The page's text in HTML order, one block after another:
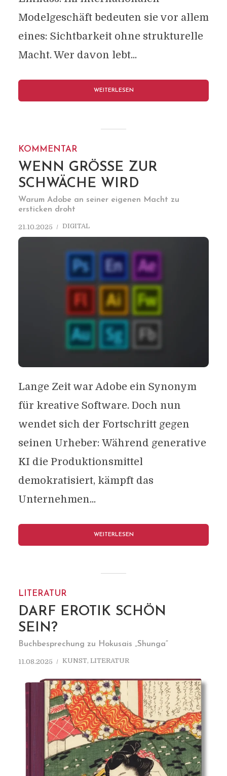
Modelgeschäft bedeuten sie vor allem
eines: Sichtbarkeit ohne strukturelle
Macht. Wer davon lebt...
WEITERLESEN
KOMMENTAR
WENN GRÖSSE ZUR S
CHWÄCHE WIRD
Warum Adobe an seiner eigenen Macht zu
ersticken droht
21.10.2025 DIGITAL
Lange Zeit war Adobe ein Synonym
für kreative Software. Doch nun
wendet sich der Fortschritt gegen
seinen Urheber: Während generative
KI die Produktionsmittel
demokratisiert, kämpft das
Unternehmen...
WEITERLESEN
LITERATUR
DARF EROTIK SCHÖN
SEIN?
Buchbesprechung zu Hokusais „Shunga“
11.08.2025 KUNST, LITERATUR